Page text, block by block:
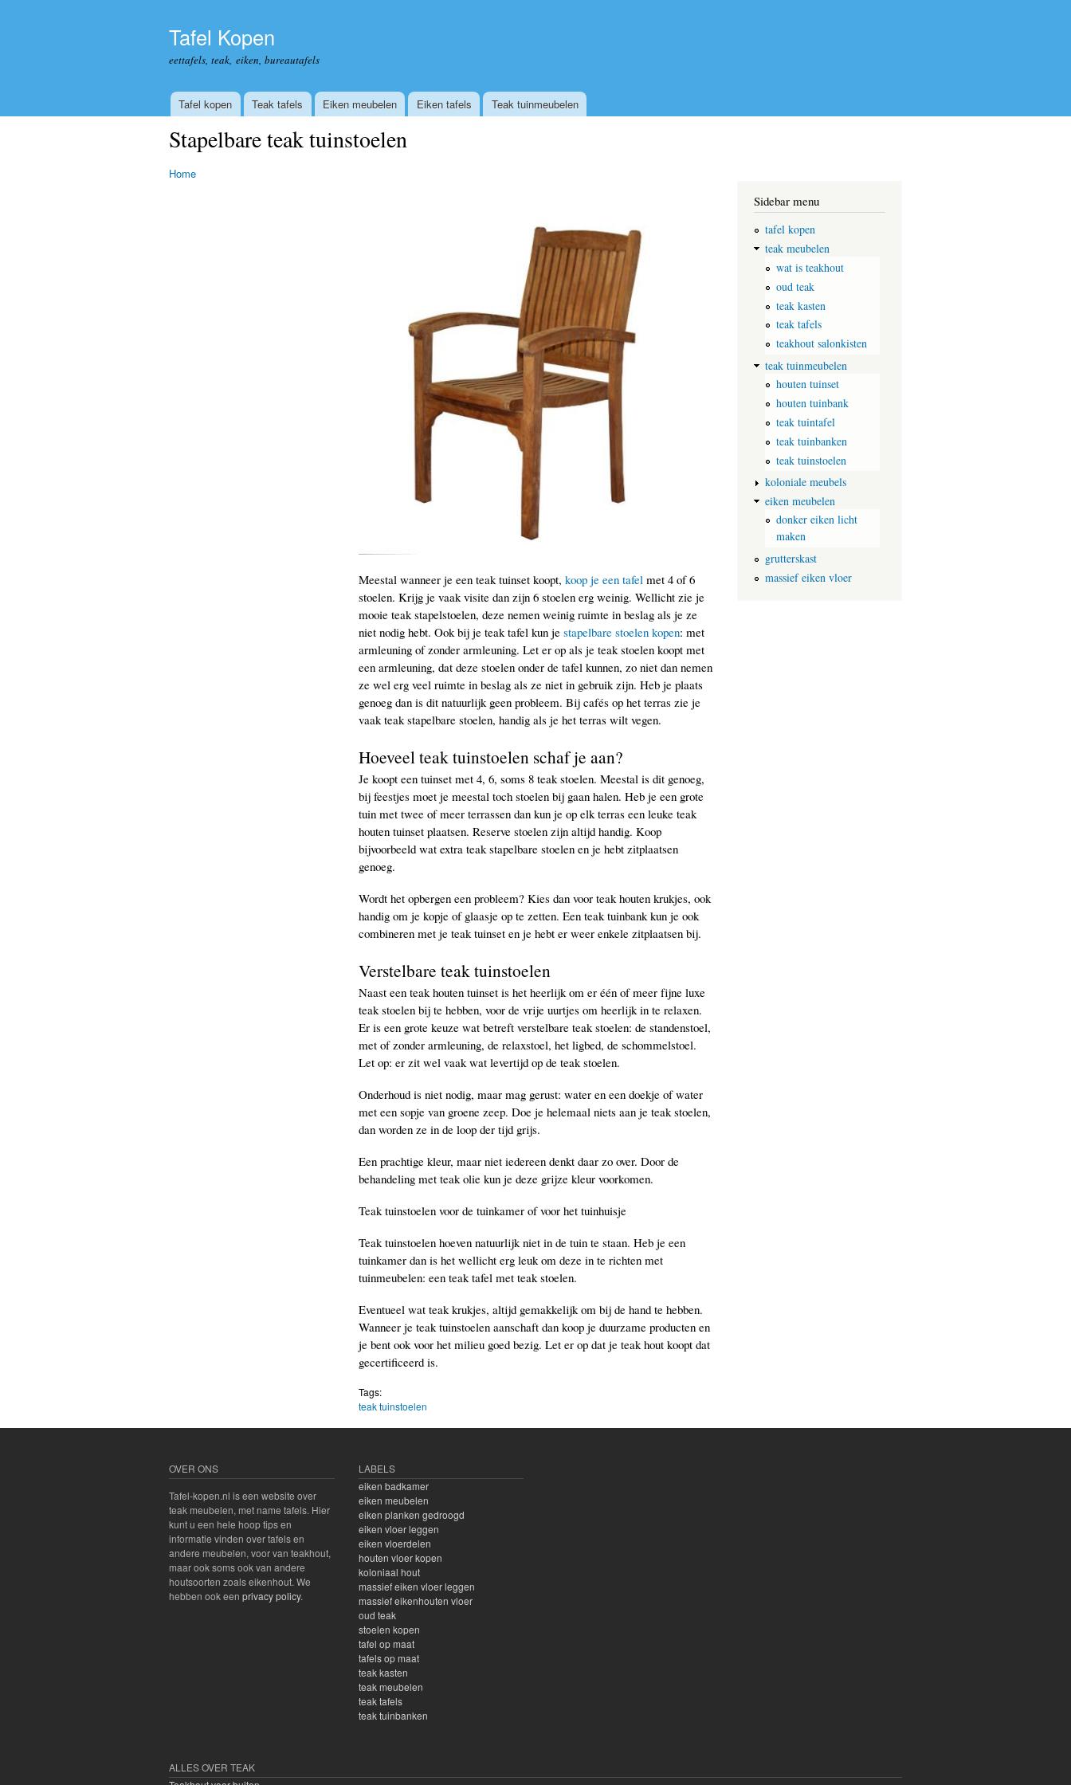
Tafel Kopen
eettafels, teak, eiken, bureautafels
Tafel kopen Teak tafels Eiken meubelen Eiken tafels Teak tuinmeubelen
Stapelbare teak tuinstoelen
Home
Meestal wanneer je een teak tuinset koopt, koop je een tafel met 4 of 6
stoelen. Krijg je vaak visite dan zijn 6 stoelen erg weinig. Wellicht zie je
mooie teak stapelstoelen, deze nemen weinig ruimte in beslag als je ze
niet nodig hebt. Ook bij je teak tafel kun je stapelbare stoelen kopen: met
armleuning of zonder armleuning. Let er op als je teak stoelen koopt met
een armleuning, dat deze stoelen onder de tafel kunnen, zo niet dan nemen
ze wel erg veel ruimte in beslag als ze niet in gebruik zijn. Heb je plaats
genoeg dan is dit natuurlijk geen probleem. Bij cafés op het terras zie je
vaak teak stapelbare stoelen, handig als je het terras wilt vegen.
Hoeveel teak tuinstoelen schaf je aan?
Je koopt een tuinset met 4, 6, soms 8 teak stoelen. Meestal is dit genoeg,
bij feestjes moet je meestal toch stoelen bij gaan halen. Heb je een grote
tuin met twee of meer terrassen dan kun je op elk terras een leuke teak
houten tuinset plaatsen. Reserve stoelen zijn altijd handig. Koop
bijvoorbeeld wat extra teak stapelbare stoelen en je hebt zitplaatsen
genoeg.
Wordt het opbergen een probleem? Kies dan voor teak houten krukjes, ook
handig om je kopje of glaasje op te zetten. Een teak tuinbank kun je ook
combineren met je teak tuinset en je hebt er weer enkele zitplaatsen bij.
Verstelbare teak tuinstoelen
Naast een teak houten tuinset is het heerlijk om er één of meer fijne luxe
teak stoelen bij te hebben, voor de vrije uurtjes om heerlijk in te relaxen.
Er is een grote keuze wat betreft verstelbare teak stoelen: de standenstoel,
met of zonder armleuning, de relaxstoel, het ligbed, de schommelstoel.
Let op: er zit wel vaak wat levertijd op de teak stoelen.
Onderhoud is niet nodig, maar mag gerust: water en een doekje of water
met een sopje van groene zeep. Doe je helemaal niets aan je teak stoelen,
dan worden ze in de loop der tijd grijs.
Een prachtige kleur, maar niet iedereen denkt daar zo over. Door de
behandeling met teak olie kun je deze grijze kleur voorkomen.
Teak tuinstoelen voor de tuinkamer of voor het tuinhuisje
Teak tuinstoelen hoeven natuurlijk niet in de tuin te staan. Heb je een
tuinkamer dan is het wellicht erg leuk om deze in te richten met
tuinmeubelen: een teak tafel met teak stoelen.
Eventueel wat teak krukjes, altijd gemakkelijk om bij de hand te hebben.
Wanneer je teak tuinstoelen aanschaft dan koop je duurzame producten en
je bent ook voor het milieu goed bezig. Let er op dat je teak hout koopt dat
gecertificeerd is.
Tags:
teak tuinstoelen
Sidebar menu
tafel kopen
teak meubelen
wat is teakhout
oud teak
teak kasten
teak tafels
teakhout salonkisten
teak tuinmeubelen
houten tuinset
houten tuinbank
teak tuintafel
teak tuinbanken
teak tuinstoelen
koloniale meubels
eiken meubelen
donker eiken licht
maken
grutterskast
massief eiken vloer
OVER ONS
Tafel-kopen.nl is een website over
teak meubelen, met name tafels. Hier
kunt u een hele hoop tips en
informatie vinden over tafels en
andere meubelen, voor van teakhout,
maar ook soms ook van andere
houtsoorten zoals eikenhout. We
hebben ook een privacy policy.
LABELS
eiken badkamer
eiken meubelen
eiken planken gedroogd
eiken vloer leggen
eiken vloerdelen
houten vloer kopen
koloniaal hout
massief eiken vloer leggen
massief eikenhouten vloer
oud teak
stoelen kopen
tafel op maat
tafels op maat
teak kasten
teak meubelen
teak tafels
teak tuinbanken
ALLES OVER TEAK